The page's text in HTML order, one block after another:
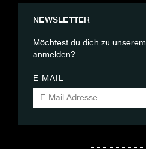
NEWSLETTER
Möchtest du dich zu unserem
anmelden?
E-MAIL